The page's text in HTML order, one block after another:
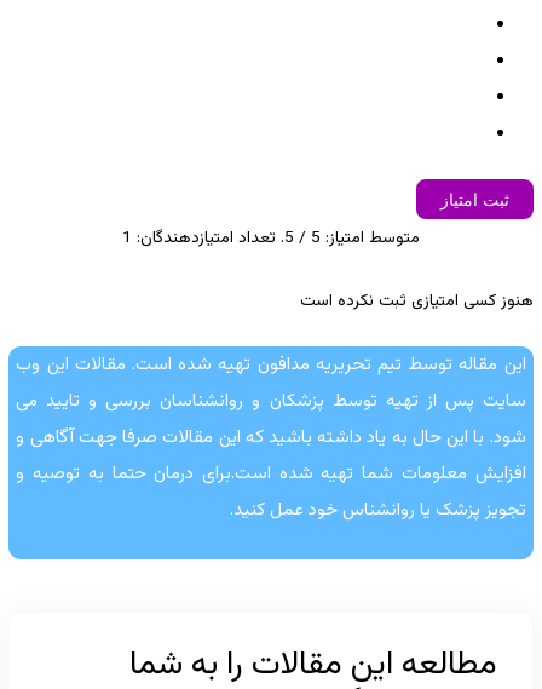
ثبت امتیاز
متوسط امتیاز: 5 / 5. تعداد امتیازدهندگان: 1
هنوز کسی امتیازی ثبت نکرده است
این مقاله توسط تیم تحریریه مدافون تهیه شده است. مقالات این وب
سایت پس از تهیه توسط پزشکان و روانشناسان بررسی و تایید می
شود. با این حال به یاد داشته باشید که این مقالات صرفا جهت آگاهی و
افزایش معلومات شما تهیه شده است.برای درمان حتما به توصیه و
تجویز پزشک یا روانشناس خود عمل کنید.
مطالعه این مقالات را به شما